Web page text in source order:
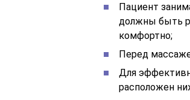
Пациент
должны быть
комфортно;
Перед
Для
расположен